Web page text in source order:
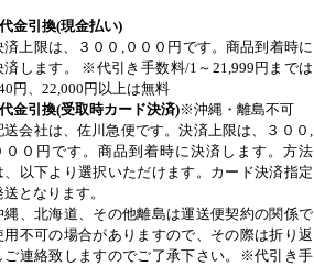
金引換(現金払い)
済上限は、３００,０００円です。商品到着時に
済します。 ※代引き手数料/1～21,999円までは
円、22,000円以上は無料
金引換(受取時カード決済)※沖縄・離島不可
送会社は、佐川急便です。決済上限は、３００,
００円です。商品到着時に決済します。方法
、以下より選択いただけます。カード決済指定
送となります。
縄、北海道、その他離島は運送便契約の関係で
用不可の場合がありますので、その際は折り返
ご連絡致しますのでご了承下さい。※代引き手